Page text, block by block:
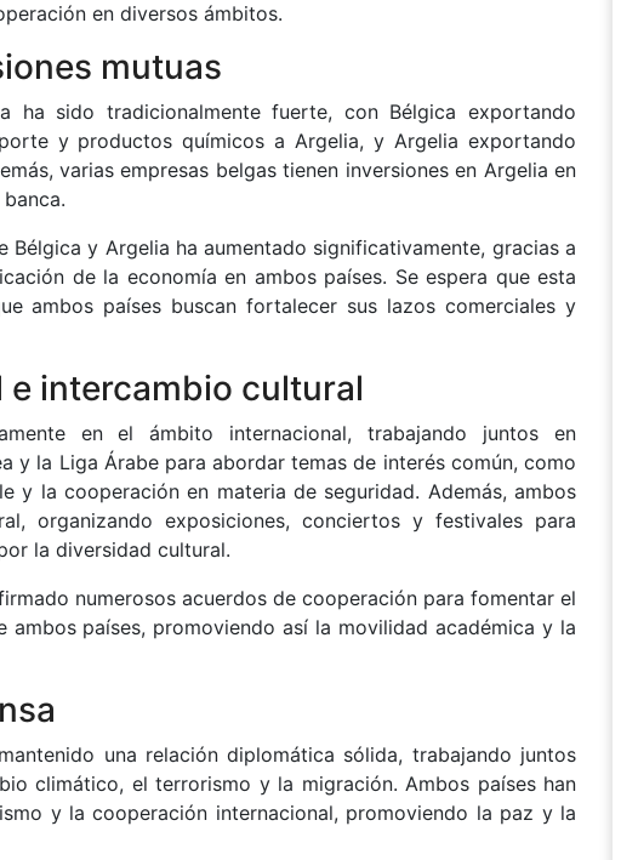
en diversos ámbitos.
mutuas
ha sido tradicionalmente fuerte, con Bélgica exportando
y productos químicos a Argelia, y Argelia exportando
varias empresas belgas tienen inversiones en Argelia en
y Argelia ha aumentado significativamente, gracias a
de la economía en ambos países. Se espera que esta
ambos países buscan fortalecer sus lazos comerciales y
intercambio cultural
en el ámbito internacional, trabajando juntos en
y la Liga Árabe para abordar temas de interés común, como
y la cooperación en materia de seguridad. Además, ambos
organizando exposiciones, conciertos y festivales para
la diversidad cultural.
numerosos acuerdos de cooperación para fomentar el
países, promoviendo así la movilidad académica y la
una relación diplomática sólida, trabajando juntos
climático, el terrorismo y la migración. Ambos países han
y la cooperación internacional, promoviendo la paz y la